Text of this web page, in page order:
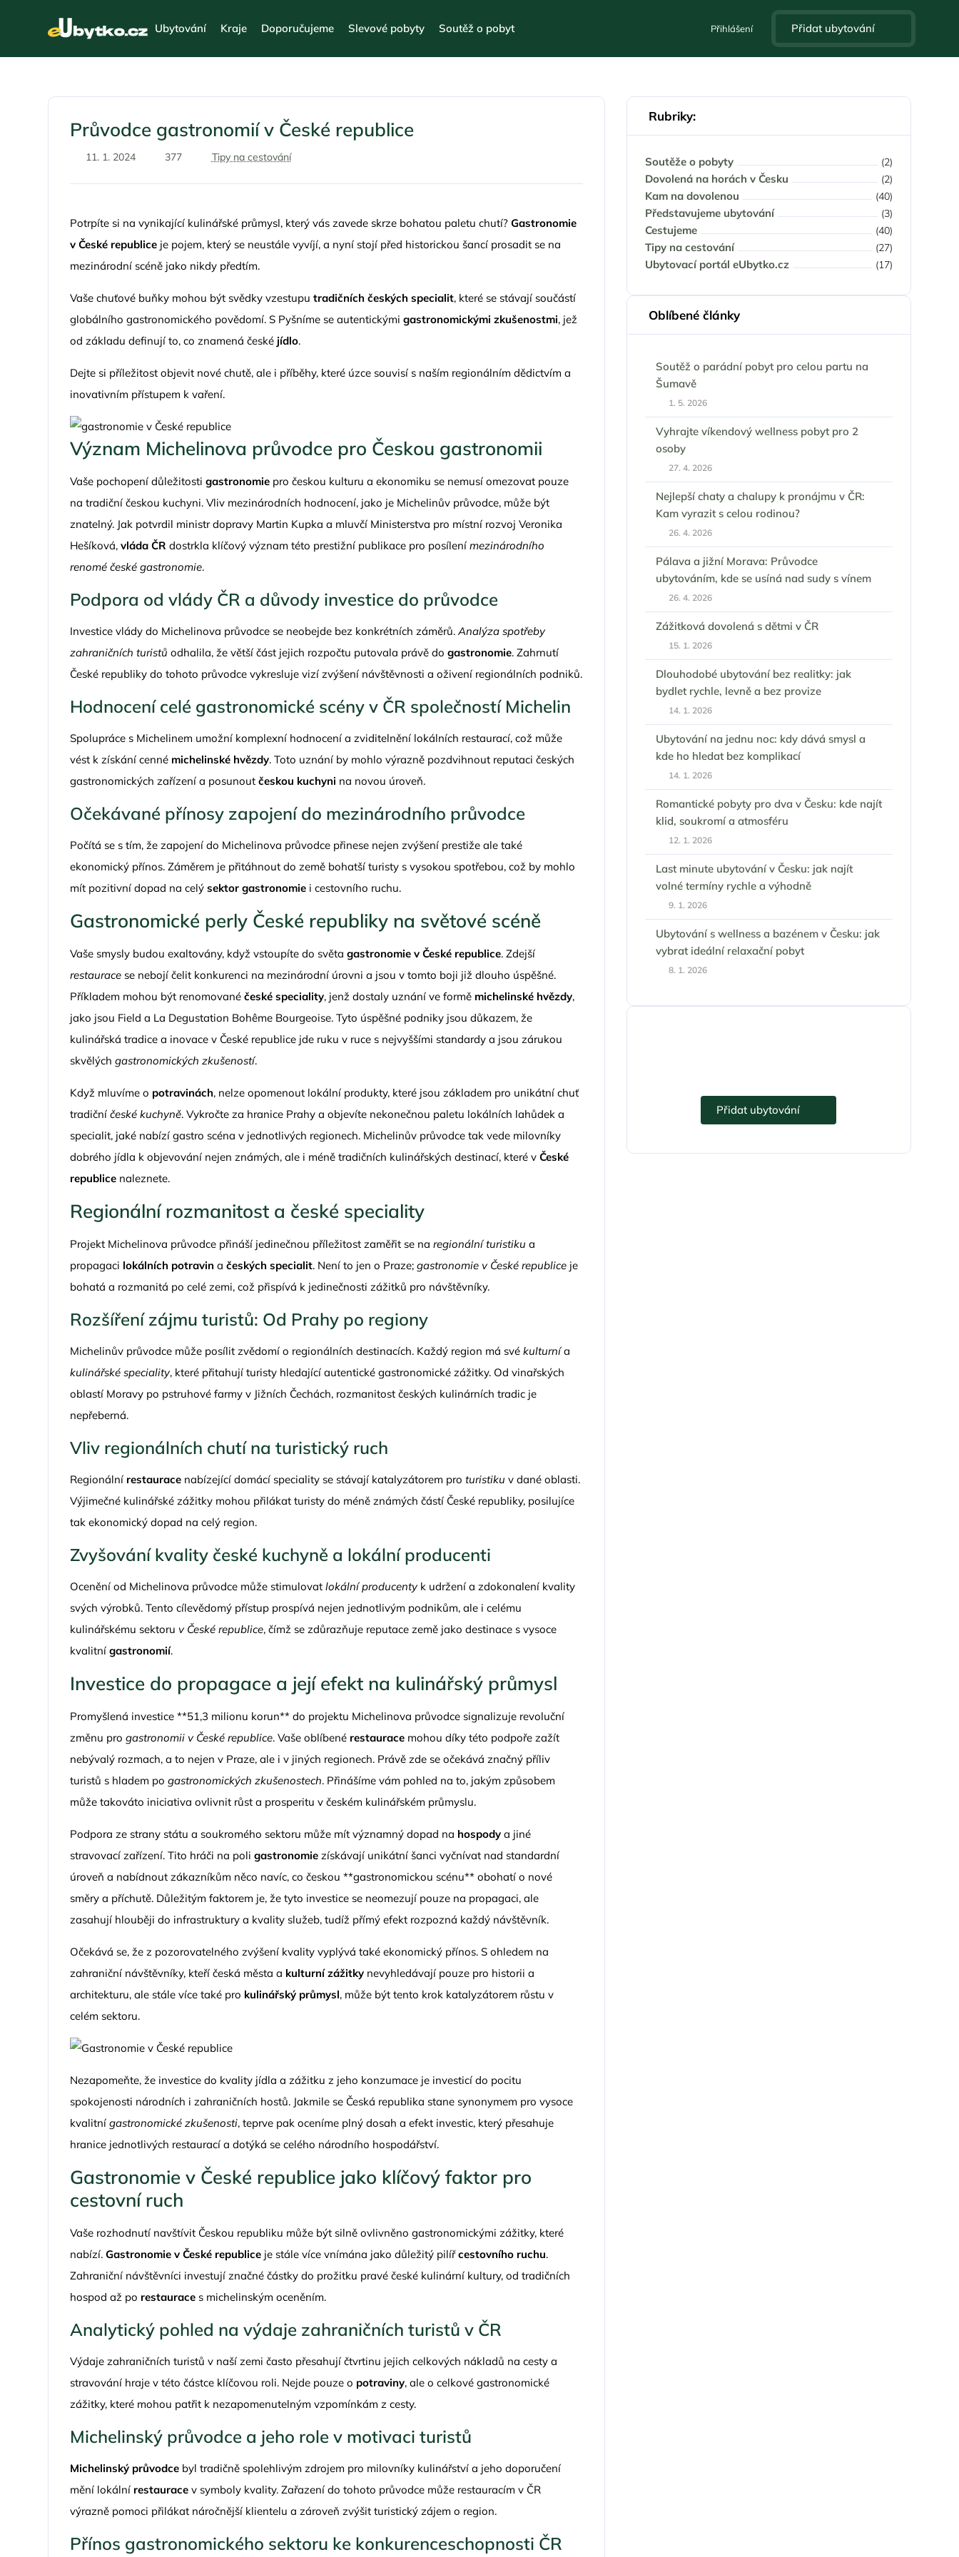
Ubytování Kraje Doporučujeme Slevové pobyty Soutěž o pobyt Přihlášení Přidat ubytování
Rubriky:
Soutěže o pobyty (2)
Dovolená na horách v Česku (2)
Kam na dovolenou (40)
Představujeme ubytování (3)
Cestujeme (40)
Tipy na cestování (27)
Ubytovací portál eUbytko.cz (17)
Oblíbené články
Soutěž o parádní pobyt pro celou partu na
Šumavě
1. 5. 2026
Vyhrajte víkendový wellness pobyt pro 2
osoby
27. 4. 2026
Nejlepší chaty a chalupy k pronájmu v ČR:
Kam vyrazit s celou rodinou?
26. 4. 2026
Pálava a jižní Morava: Průvodce
ubytováním, kde se usíná nad sudy s vínem
26. 4. 2026
Zážitková dovolená s dětmi v ČR
15. 1. 2026
Dlouhodobé ubytování bez realitky: jak
bydlet rychle, levně a bez provize
14. 1. 2026
Ubytování na jednu noc: kdy dává smysl a
kde ho hledat bez komplikací
14. 1. 2026
Romantické pobyty pro dva v Česku: kde najít
klid, soukromí a atmosféru
12. 1. 2026
Last minute ubytování v Česku: jak najít
volné termíny rychle a výhodně
9. 1. 2026
Ubytování s wellness a bazénem v Česku: jak
vybrat ideální relaxační pobyt
8. 1. 2026
Přidat ubytování
Průvodce gastronomií v České republice
11. 1. 2024 377 Tipy na cestování
Potrpíte si na vynikající kulinářské průmysl, který vás zavede skrze bohatou paletu chutí?Gastronomie
v České republice je pojem, který se neustále vyvíjí, a nyní stojí před historickou šancí prosadit se na
mezinárodní scéně jako nikdy předtím.
Vaše chuťové buňky mohou být svědky vzestuputradičních českých specialit, které se stávají součástí
globálního gastronomického povědomí. S Pyšníme se autentickýmigastronomickými zkušenostmi, jež
od základu definují to, co znamená české jídlo.
Dejte si příležitost objevit nové chutě, ale i příběhy, které úzce souvisí s naším regionálním dědictvím a
inovativním přístupem k vaření.
Význam Michelinova průvodce pro Českou gastronomii
Vaše pochopení důležitostigastronomie pro českou kulturu a ekonomiku se nemusí omezovat pouze
na tradiční českou kuchyni. Vliv mezinárodních hodnocení, jako je Michelinův průvodce, může být
znatelný. Jak potvrdil ministr dopravy Martin Kupka a mluvčí Ministerstva pro místní rozvoj Veronika
Hešíková,vláda ČR dostrkla klíčový význam této prestižní publikace pro posílenímezinárodního
renomé české gastronomie.
Podpora od vlády ČR a důvody investice do průvodce
Investice vlády do Michelinova průvodce se neobejde bez konkrétních záměrů.Analýza spotřeby
zahraničních turistů odhalila, že větší část jejich rozpočtu putovala právě dogastronomie. Zahrnutí
České republiky do tohoto průvodce vykresluje vizí zvýšení návštěvnosti a oživení regionálních podniků.
Hodnocení celé gastronomické scény v ČR společností Michelin
Spolupráce s Michelinem umožní komplexní hodnocení a zviditelnění lokálních restaurací, což může
vést k získání cenné michelinské hvězdy. Toto uznání by mohlo výrazně pozdvihnout reputaci českých
gastronomických zařízení a posunoutčeskou kuchyni na novou úroveň.
Očekávané přínosy zapojení do mezinárodního průvodce
Počítá se s tím, že zapojení do Michelinova průvodce přinese nejen zvýšení prestiže ale také
ekonomický přínos. Záměrem je přitáhnout do země bohatší turisty s vysokou spotřebou, což by mohlo
mít pozitivní dopad na celýsektor gastronomie i cestovního ruchu.
Gastronomické perly České republiky na světové scéně
Vaše smysly budou exaltovány, když vstoupíte do světagastronomie v České republice. Zdejší
restaurace se nebojí čelit konkurenci na mezinárodní úrovni a jsou v tomto boji již dlouho úspěšné.
Příkladem mohou být renomovanéčeské speciality, jenž dostaly uznání ve formě michelinské hvězdy,
jako jsou Field a La Degustation Bohême Bourgeoise. Tyto úspěšné podniky jsou důkazem, že
kulinářská tradice a inovace v České republice jde ruku v ruce s nejvyššími standardy a jsou zárukou
skvělýchgastronomických zkušeností.
Když mluvíme o potravinách, nelze opomenout lokální produkty, které jsou základem pro unikátní chuť
tradičníčeské kuchyně. Vykročte za hranice Prahy a objevíte nekonečnou paletu lokálních lahůdek a
specialit, jaké nabízí gastro scéna v jednotlivých regionech. Michelinův průvodce tak vede milovníky
dobrého jídla k objevování nejen známých, ale i méně tradičních kulinářských destinací, které vČeské
republice naleznete.
Regionální rozmanitost a české speciality
Projekt Michelinova průvodce přináší jedinečnou příležitost zaměřit se naregionální turistiku a
propagaci lokálních potravin ačeských specialit. Není to jen o Praze;gastronomie v České republice je
bohatá a rozmanitá po celé zemi, což přispívá k jedinečnosti zážitků pro návštěvníky.
Rozšíření zájmu turistů: Od Prahy po regiony
Michelinův průvodce může posílit zvědomí o regionálních destinacích. Každý region má svékulturnía
kulinářské speciality, které přitahují turisty hledající autentické gastronomické zážitky. Od vinařských
oblastí Moravy po pstruhové farmy v Jižních Čechách, rozmanitost českých kulinárních tradic je
nepřeberná.
Vliv regionálních chutí na turistický ruch
Regionální restaurace nabízející domácí speciality se stávají katalyzátorem proturistiku v dané oblasti.
Výjimečné kulinářské zážitky mohou přilákat turisty do méně známých částí České republiky, posilujíce
tak ekonomický dopad na celý region.
Zvyšování kvality české kuchyně a lokální producenti
Ocenění od Michelinova průvodce může stimulovatlokální producentyk udržení a zdokonalení kvality
svých výrobků. Tento cílevědomý přístup prospívá nejen jednotlivým podnikům, ale i celému
kulinářskému sektoru v České republice, čímž se zdůrazňuje reputace země jako destinace s vysoce
kvalitnígastronomií.
Investice do propagace a její efekt na kulinářský průmysl
Promyšlená investice **51,3 milionu korun** do projektu Michelinova průvodce signalizuje revoluční
změnu progastronomii v České republice. Vaše oblíbené restaurace mohou díky této podpoře zažít
nebývalý rozmach, a to nejen v Praze, ale i v jiných regionech. Právě zde se očekává značný příliv
turistů s hladem pogastronomických zkušenostech. Přinášíme vám pohled na to, jakým způsobem
může takováto iniciativa ovlivnit růst a prosperitu v českém kulinářském průmyslu.
Podpora ze strany státu a soukromého sektoru může mít významný dopad na hospody a jiné
stravovací zařízení. Tito hráči na poligastronomie získávají unikátní šanci vyčnívat nad standardní
úroveň a nabídnout zákazníkům něco navíc, co českou **gastronomickou scénu** obohatí o nové
směry a příchutě. Důležitým faktorem je, že tyto investice se neomezují pouze na propagaci, ale
zasahují hlouběji do infrastruktury a kvality služeb, tudíž přímý efekt rozpozná každý návštěvník.
Očekává se, že z pozorovatelného zvýšení kvality vyplývá také ekonomický přínos. S ohledem na
zahraniční návštěvníky, kteří česká města a kulturní zážitky nevyhledávají pouze pro historii a
architekturu, ale stále více také pro kulinářský průmysl, může být tento krok katalyzátorem růstu v
celém sektoru.
Nezapomeňte, že investice do kvality jídla a zážitku z jeho konzumace je investicí do pocitu
spokojenosti národních i zahraničních hostů. Jakmile se Česká republika stane synonymem pro vysoce
kvalitnígastronomické zkušenosti, teprve pak oceníme plný dosah a efekt investic, který přesahuje
hranice jednotlivých restaurací a dotýká se celého národního hospodářství.
Gastronomie v České republice jako klíčový faktor pro
cestovní ruch
Vaše rozhodnutí navštívit Českou republiku může být silně ovlivněno gastronomickými zážitky, které
nabízí.Gastronomie v České republice je stále více vnímána jako důležitý pilířcestovního ruchu.
Zahraniční návštěvníci investují značné částky do prožitku pravé české kulinární kultury, od tradičních
hospod až po restaurace s michelinským oceněním.
Analytický pohled na výdaje zahraničních turistů v ČR
Výdaje zahraničních turistů v naší zemi často přesahují čtvrtinu jejich celkových nákladů na cesty a
stravování hraje v této částce klíčovou roli. Nejde pouze o potraviny, ale o celkové gastronomické
zážitky, které mohou patřit k nezapomenutelným vzpomínkám z cesty.
Michelinský průvodce a jeho role v motivaci turistů
Michelinský průvodce byl tradičně spolehlivým zdrojem pro milovníky kulinářství a jeho doporučení
mění lokální restaurace v symboly kvality. Zařazení do tohoto průvodce může restauracím v ČR
výrazně pomoci přilákat náročnější klientelu a zároveň zvýšit turistický zájem o region.
Přínos gastronomického sektoru ke konkurenceschopnosti ČR